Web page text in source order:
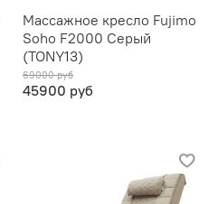
Массажное кресло Fujimo
Soho F2000 Серый
(TONY13)
69000 руб
45900 руб